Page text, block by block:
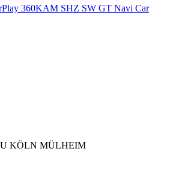
360KAM SHZ SW GT Navi Car
KÖLN MÜLHEIM